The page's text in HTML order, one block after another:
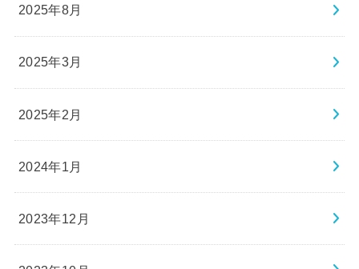
2025年8月
2025年3月
2025年2月
2024年1月
2023年12月